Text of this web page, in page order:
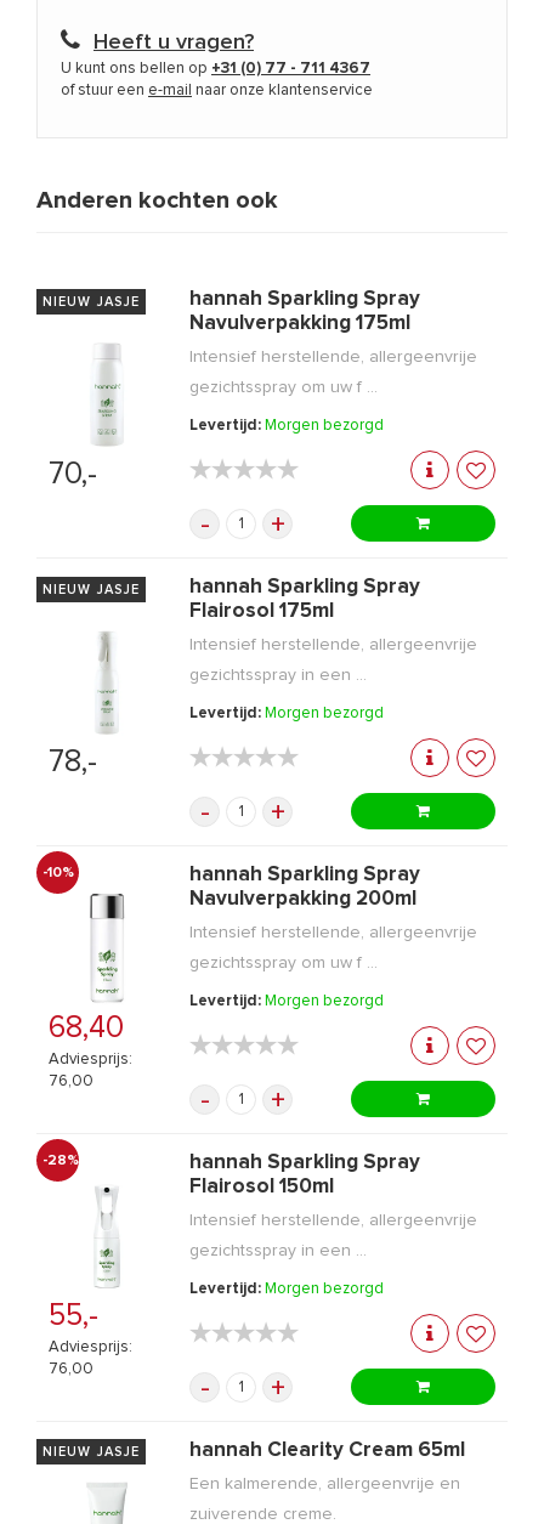
Heeft u vragen?
U kunt ons bellen op +31 (0) 77 - 711 4367
of stuur een e-mail naar onze klantenservice
Anderen kochten ook
NIEUW JASJE
70,-
hannah Sparkling Spray
Navulverpakking 175ml
Intensief herstellende, allergeenvrije
gezichtsspray om uw f ...
Levertijd: Morgen bezorgd
★★★★★
★★★★★
- +
NIEUW JASJE
78,-
hannah Sparkling Spray
Flairosol 175ml
Intensief herstellende, allergeenvrije
gezichtsspray in een ...
Levertijd: Morgen bezorgd
★★★★★
★★★★★
- +
-10%
68,40
Adviesprijs:
76,00
hannah Sparkling Spray
Navulverpakking 200ml
Intensief herstellende, allergeenvrije
gezichtsspray om uw f ...
Levertijd: Morgen bezorgd
★★★★★
★★★★★
- +
-28%
55,-
Adviesprijs:
76,00
hannah Sparkling Spray
Flairosol 150ml
Intensief herstellende, allergeenvrije
gezichtsspray in een ...
Levertijd: Morgen bezorgd
★★★★★
★★★★★
- +
NIEUW JASJE hannah Clearity Cream 65ml
Een kalmerende, allergeenvrije en
zuiverende creme.